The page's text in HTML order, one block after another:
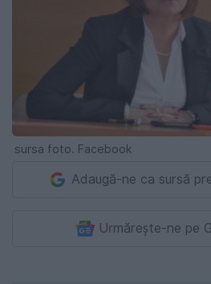
sursa foto. Facebook
Adaugă-ne ca sursă
Urmărește-ne pe